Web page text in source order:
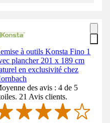
à outils Konsta Fino 1
plancher 201 x 189 cm
en exclusivité chez
des avis : 4 de 5
21 Avis clients.